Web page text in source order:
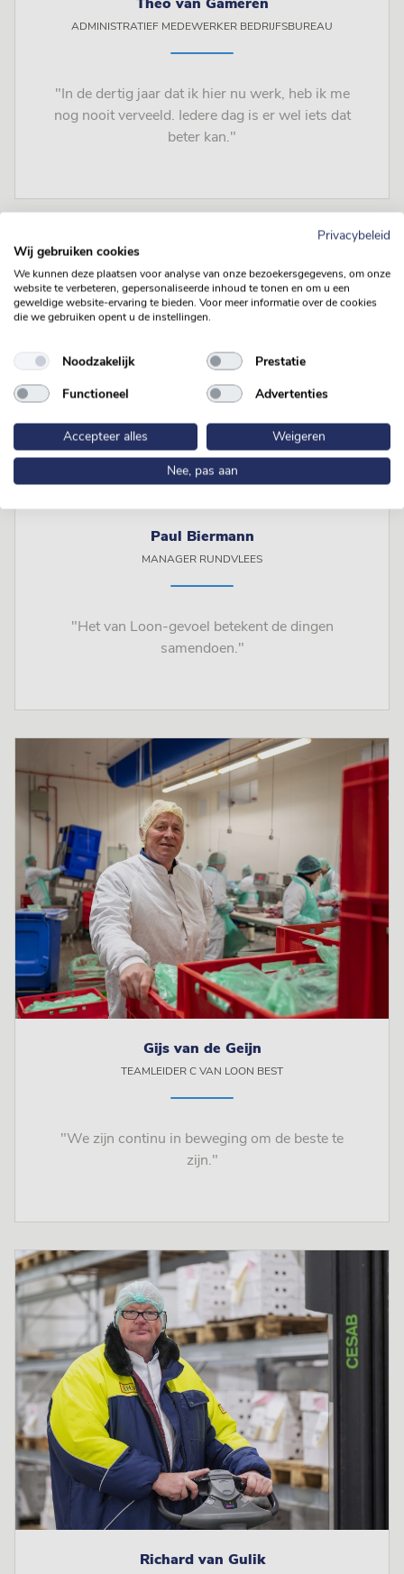
ADMINISTRATIEF MEDEWERKER BEDRIJFSBUREAU
"In de dertig jaar dat ik hier nu werk, heb ik me
nog nooit verveeld. Iedere dag is er wel iets dat
beter kan."
Paul Biermann
MANAGER RUNDVLEES
"Het van Loon-gevoel betekent de dingen
samendoen."
Gijs van de Geijn
TEAMLEIDER C VAN LOON BEST
"We zijn continu in beweging om de beste te
zijn."
Richard van Gulik
Privacybeleid
Wij gebruiken cookies
We kunnen deze plaatsen voor analyse van onze bezoekersgegevens, om onze
website te verbeteren, gepersonaliseerde inhoud te tonen en om u een
geweldige website-ervaring te bieden. Voor meer informatie over de cookies
die we gebruiken opent u de instellingen.
Noodzakelijk
Prestatie
Functioneel
Advertenties
Accepteer alles
Weigeren
Nee, pas aan